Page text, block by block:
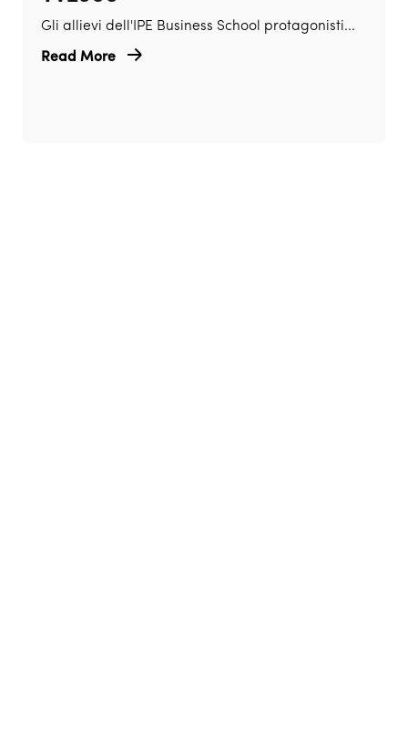
Gli allievi dell'IPE Business School protagonisti...
Read More